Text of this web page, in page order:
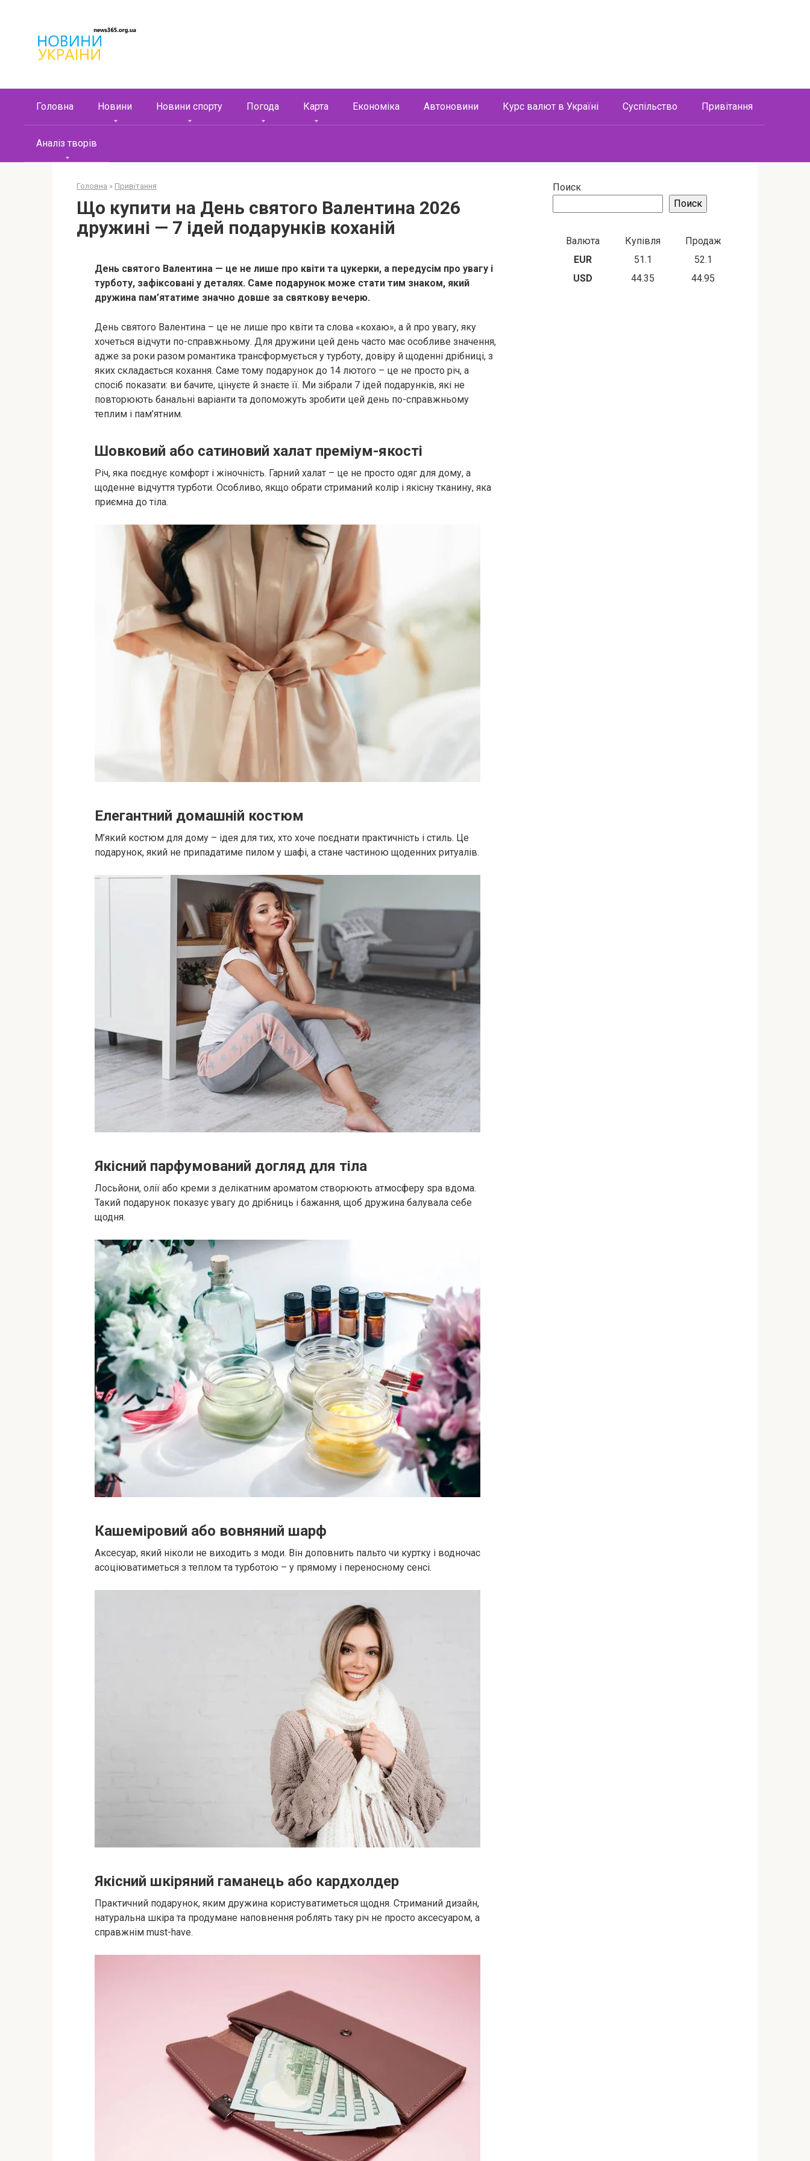
контенту
Головна Новини Новини спорту Погода Карта Економіка Автоновини Курс валют в Україні Суспільство Привітання
Аналіз творів
Головна » Привітання
Що купити на День святого Валентина 2026
дружині — 7 ідей подарунків коханій
День святого Валентина — це не лише про квіти та цукерки, а передусім про увагу і
турботу, зафіксовані у деталях. Саме подарунок може стати тим знаком, який
дружина пам’ятатиме значно довше за святкову вечерю.
День святого Валентина – це не лише про квіти та слова «кохаю», а й про увагу, яку
хочеться відчути по-справжньому. Для дружини цей день часто має особливе значення,
адже за роки разом романтика трансформується у турботу, довіру й щоденні дрібниці, з
яких складається кохання. Саме тому подарунок до 14 лютого – це не просто річ, а
спосіб показати: ви бачите, цінуєте й знаєте її. Ми зібрали 7 ідей подарунків, які не
повторюють банальні варіанти та допоможуть зробити цей день по-справжньому
теплим і пам’ятним.
Шовковий або сатиновий халат преміум-якості
Річ, яка поєднує комфорт і жіночність. Гарний халат – це не просто одяг для дому, а
щоденне відчуття турботи. Особливо, якщо обрати стриманий колір і якісну тканину, яка
приємна до тіла.
Елегантний домашній костюм
М’який костюм для дому – ідея для тих, хто хоче поєднати практичність і стиль. Це
подарунок, який не припадатиме пилом у шафі, а стане частиною щоденних ритуалів.
Якісний парфумований догляд для тіла
Лосьйони, олії або креми з делікатним ароматом створюють атмосферу spa вдома.
Такий подарунок показує увагу до дрібниць і бажання, щоб дружина балувала себе
щодня.
Кашеміровий або вовняний шарф
Аксесуар, який ніколи не виходить з моди. Він доповнить пальто чи куртку і водночас
асоціюватиметься з теплом та турботою – у прямому і переносному сенсі.
Якісний шкіряний гаманець або кардхолдер
Практичний подарунок, яким дружина користуватиметься щодня. Стриманий дизайн,
натуральна шкіра та продумане наповнення роблять таку річ не просто аксесуаром, а
справжнім must-have.
Поиск
Поиск
Валюта Купівля
Продаж
EUR
51.1
52.1
USD
44.35 44.95